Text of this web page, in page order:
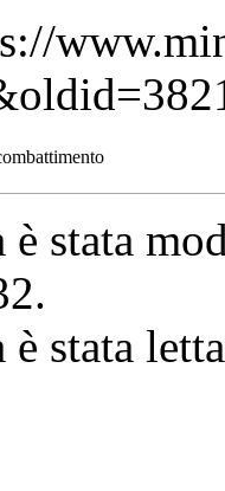
è stata
è stata